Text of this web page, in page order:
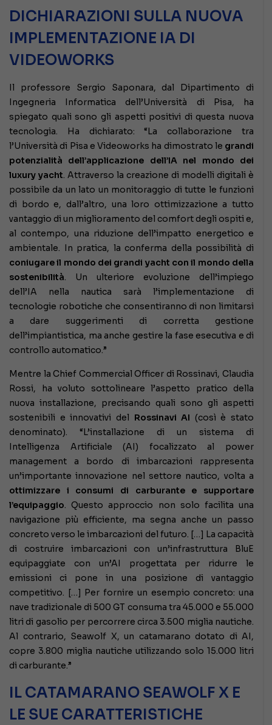
DICHIARAZIONI SULLA NUOVA
IMPLEMENTAZIONE IA DI
VIDEOWORKS
Il professore Sergio Saponara, dal Dipartimento di
Ingegneria Informatica dell’Università di Pisa, ha
spiegato quali sono gli aspetti positivi di questa nuova
tecnologia. Ha dichiarato: “La collaborazione tra
l’Università di Pisa e Videoworks ha dimostrato le grandi
potenzialità dell’applicazione dell’IA nel mondo dei
luxury yacht. Attraverso la creazione di modelli digitali è
possibile da un lato un monitoraggio di tutte le funzioni
di bordo e, dall’altro, una loro ottimizzazione a tutto
vantaggio di un miglioramento del comfort degli ospiti e,
al contempo, una riduzione dell’impatto energetico e
ambientale. In pratica, la conferma della possibilità di
coniugare il mondo dei grandi yacht con il mondo della
sostenibilità. Un ulteriore evoluzione dell’impiego
dell’IA nella nautica sarà l’implementazione di
tecnologie robotiche che consentiranno di non limitarsi
a dare suggerimenti di corretta gestione
dell’impiantistica, ma anche gestire la fase esecutiva e di
controllo automatico.”
Mentre la Chief Commercial Officer di Rossinavi, Claudia
Rossi, ha voluto sottolineare l’aspetto pratico della
nuova installazione, precisando quali sono gli aspetti
sostenibili e innovativi del Rossinavi AI (così è stato
denominato). “L’installazione di un sistema di
Intelligenza Artificiale (AI) focalizzato al power
management a bordo di imbarcazioni rappresenta
un’importante innovazione nel settore nautico, volta a
ottimizzare i consumi di carburante e supportare
l’equipaggio. Questo approccio non solo facilita una
navigazione più efficiente, ma segna anche un passo
concreto verso le imbarcazioni del futuro. […] La capacità
di costruire imbarcazioni con un’infrastruttura BluE
equipaggiate con un’AI progettata per ridurre le
emissioni ci pone in una posizione di vantaggio
competitivo. […] Per fornire un esempio concreto: una
nave tradizionale di 500 GT consuma tra 45.000 e 55.000
litri di gasolio per percorrere circa 3.500 miglia nautiche.
Al contrario, Seawolf X, un catamarano dotato di AI,
copre 3.800 miglia nautiche utilizzando solo 15.000 litri
di carburante.”
IL CATAMARANO SEAWOLF X E
LE SUE CARATTERISTICHE